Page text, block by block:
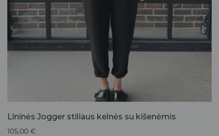
Lininės Jogger stiliaus kelnės su kišenėmis
105,00 €